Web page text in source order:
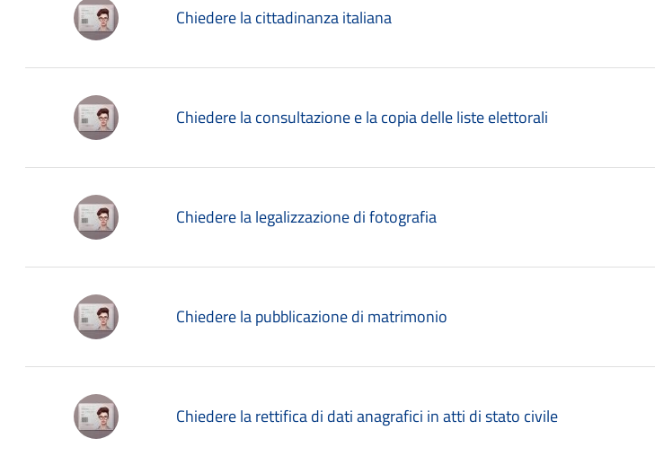
Chiedere la cittadinanza italiana
Chiedere la consultazione e la copia delle liste elettorali
Chiedere la legalizzazione di fotografia
Chiedere la pubblicazione di matrimonio
Chiedere la rettifica di dati anagrafici in atti di stato civile